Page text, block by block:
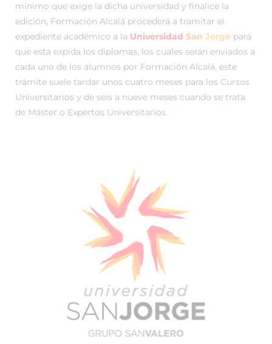
mínimo que exige la dicha universidad y finalice la
edición, Formación Alcalá procederá a tramitar el
expediente académico a la Universidad San Jorge para
que esta expida los diplomas, los cuales serán enviados a
cada uno de los alumnos por Formación Alcalá, este
trámite suele tardar unos cuatro meses para los Cursos
Universitarios y de seis a nueve meses cuando se trata
de Máster o Expertos Universitarios.